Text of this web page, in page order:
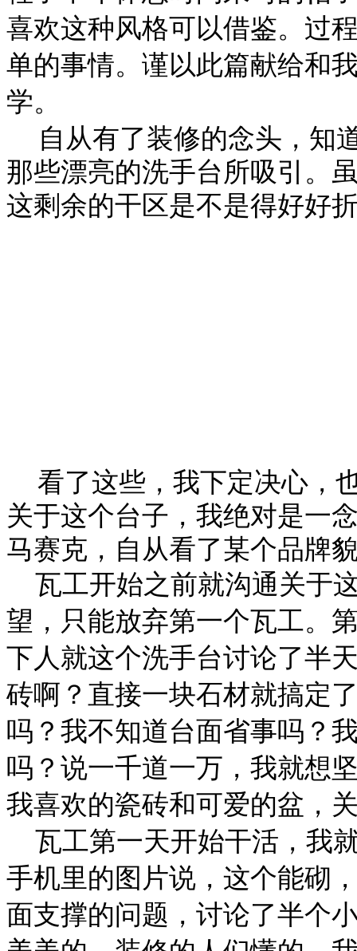
喜欢这种风格可以借鉴。过
单的事情。谨以此篇献给和
学。
自从有了装修的念头，知
那些漂亮的洗手台所吸引。
这剩余的干区是不是得好好
看了这些，我下定决心，
关于这个台子，我绝对是一
马赛克，自从看了某个品牌
瓦工开始之前就沟通关于
望，只能放弃第一个瓦工。
下人就这个洗手台讨论了半
砖啊？直接一块石材就搞定
吗？我不知道台面省事吗？
吗？说一千道一万，我就想
我喜欢的瓷砖和可爱的盆，
瓦工第一天开始干活，我
手机里的图片说，这个能砌
面支撑的问题，讨论了半个